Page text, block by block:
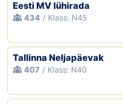
Eesti MV lühirada
434 / Klass: N45
Tallinna Neljapäevak
407 / Klass: N40